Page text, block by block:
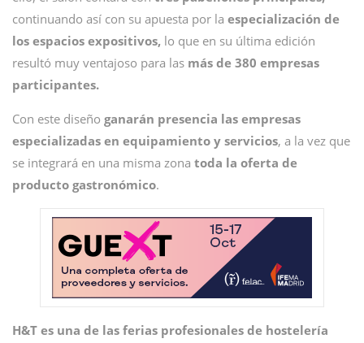
continuando así con su apuesta por la especialización de
los espacios expositivos, lo que en su última edición
resultó muy ventajoso para las más de 380 empresas
participantes.
Con este diseño ganarán presencia las empresas
especializadas en equipamiento y servicios, a la vez que
se integrará en una misma zona toda la oferta de
producto gastronómico.
H&T es una de las ferias profesionales de hostelería